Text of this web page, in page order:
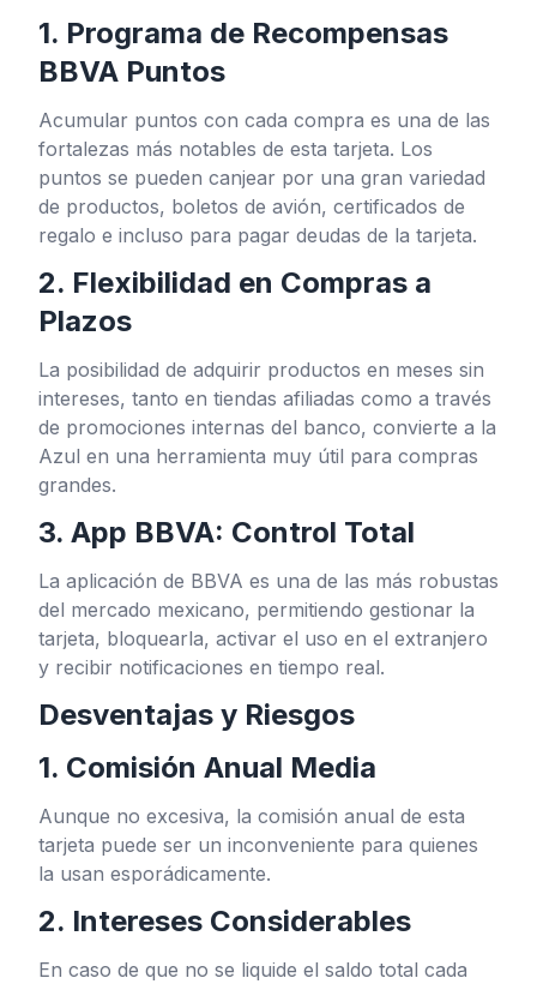
1. Programa de Recompensas
BBVA Puntos
Acumular puntos con cada compra es una de las
fortalezas más notables de esta tarjeta. Los
puntos se pueden canjear por una gran variedad
de productos, boletos de avión, certificados de
regalo e incluso para pagar deudas de la tarjeta.
2. Flexibilidad en Compras a
Plazos
La posibilidad de adquirir productos en meses sin
intereses, tanto en tiendas afiliadas como a través
de promociones internas del banco, convierte a la
Azul en una herramienta muy útil para compras
grandes.
3. App BBVA: Control Total
La aplicación de BBVA es una de las más robustas
del mercado mexicano, permitiendo gestionar la
tarjeta, bloquearla, activar el uso en el extranjero
y recibir notificaciones en tiempo real.
Desventajas y Riesgos
1. Comisión Anual Media
Aunque no excesiva, la comisión anual de esta
tarjeta puede ser un inconveniente para quienes
la usan esporádicamente.
2. Intereses Considerables
En caso de que no se liquide el saldo total cada